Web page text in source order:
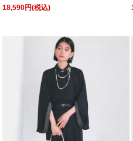
ーツ「SU1660」/ フォーマルセレモニー・入
18,590円(税込)